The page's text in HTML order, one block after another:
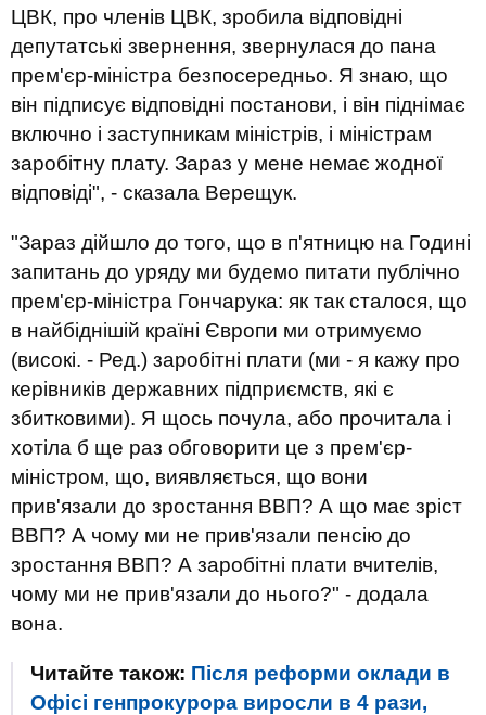
ЦВК, про членів ЦВК, зробила відповідні
депутатські звернення, звернулася до пана
прем'єр-міністра безпосередньо. Я знаю, що
він підписує відповідні постанови, і він піднімає
включно і заступникам міністрів, і міністрам
заробітну плату. Зараз у мене немає жодної
відповіді", - сказала Верещук.
"Зараз дійшло до того, що в п'ятницю на Годині
запитань до уряду ми будемо питати публічно
прем'єр-міністра Гончарука: як так сталося, що
в найбіднішій країні Європи ми отримуємо
(високі. - Ред.) заробітні плати (ми - я кажу про
керівників державних підприємств, які є
збитковими). ​​Я щось почула, або прочитала і
хотіла б ще раз обговорити це з прем'єр-
міністром, що, виявляється, що вони
прив'язали до зростання ВВП? А що має зріст
ВВП? А чому ми не прив'язали пенсію до
зростання ВВП? А заробітні плати вчителів,
чому ми не прив'язали до нього?" - додала
вона.
Читайте також: Після реформи оклади в
Офісі генпрокурора виросли в 4 рази,